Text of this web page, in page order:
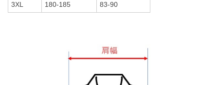
3XL 180-185 83-90